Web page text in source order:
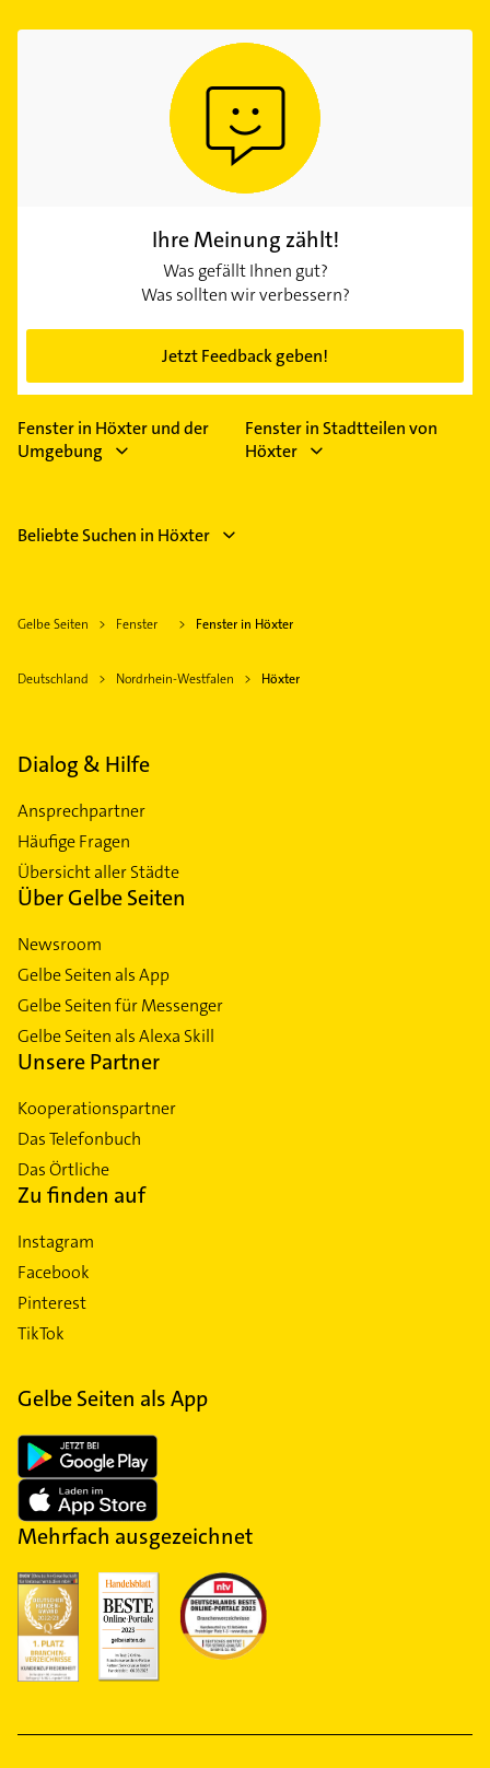
Ihre Meinung zählt!
Was gefällt Ihnen gut?
Was sollten wir verbessern?
Jetzt Feedback geben!
Fenster in Höxter und der
Umgebung
Fenster in Stadtteilen von
Höxter
Beliebte Suchen in Höxter
Gelbe Seiten Fenster Fenster in Höxter
Deutschland Nordrhein-Westfalen Höxter
Dialog & Hilfe
Ansprechpartner
Häufige Fragen
Übersicht aller Städte
Über Gelbe Seiten
Newsroom
Gelbe Seiten als App
Gelbe Seiten für Messenger
Gelbe Seiten als Alexa Skill
Unsere Partner
Kooperationspartner
Das Telefonbuch
Das Örtliche
Zu finden auf
Instagram
Facebook
Pinterest
TikTok
Gelbe Seiten als App
Mehrfach ausgezeichnet